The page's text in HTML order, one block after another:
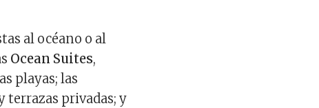
al océano o al
Ocean Suites,
playas; las
terrazas privadas; y